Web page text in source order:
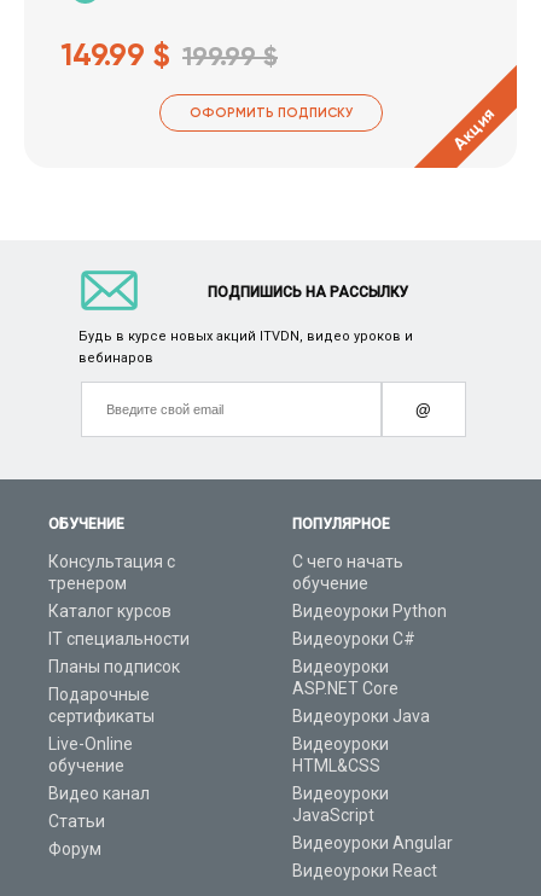
149.99 $ 199.99 $
ОФОРМИТЬ ПОДПИСКУ Акция
ОБУЧЕНИЕ
Консультация с
тренером
Каталог курсов
IT специальности
Планы подписок
Подарочные
сертификаты
Live-Online
обучение
Видео канал
Статьи
Форум
ПОПУЛЯРНОЕ
С чего начать
обучение
Видеоуроки Python
Видеоуроки C#
Видеоуроки
ASP.NET Core
Видеоуроки Java
Видеоуроки
HTML&CSS
Видеоуроки
JavaScript
Видеоуроки Angular
Видеоуроки React
ПОДПИШИСЬ НА РАССЫЛКУ
Будь в курсе новых акций ITVDN, видео уроков и
вебинаров
@